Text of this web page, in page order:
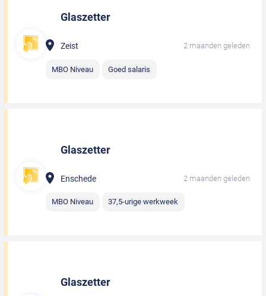
Glaszetter
Zeist 2 maanden geleden
MBO Niveau Goed salaris
Glaszetter
Enschede 2 maanden geleden
MBO Niveau 37,5-urige werkweek
Glaszetter